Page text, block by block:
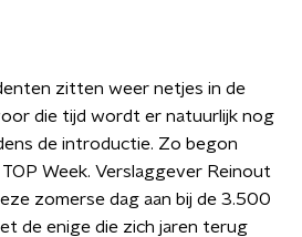
zitten weer netjes in de
die tijd wordt er natuurlijk nog
de introductie. Zo begon
Week. Verslaggever Reinout
zomerse dag aan bij de 3.500
de enige die zich jaren terug